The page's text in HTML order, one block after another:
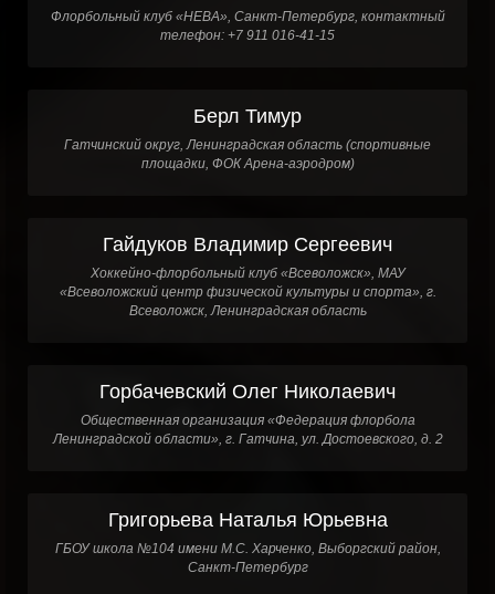
Флорбольный клуб «НЕВА», Санкт-Петербург, контактный
телефон: +7 911 016-41-15
Берл Тимур
Гатчинский округ, Ленинградская область (спортивные
площадки, ФОК Арена-аэродром)
Гайдуков Владимир Сергеевич
Хоккейно-флорбольный клуб «Всеволожск», МАУ
«Всеволожский центр физической культуры и спорта», г.
Всеволожск, Ленинградская область
Горбачевский Олег Николаевич
Общественная организация «Федерация флорбола
Ленинградской области», г. Гатчина, ул. Достоевского, д. 2
Григорьева Наталья Юрьевна
ГБОУ школа №104 имени М.С. Харченко, Выборгский район,
Санкт-Петербург